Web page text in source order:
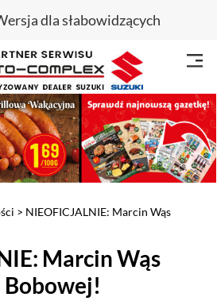
dla słabowidzących
> NIEOFICJALNIE: Marcin Wąs
Marcin Wąs